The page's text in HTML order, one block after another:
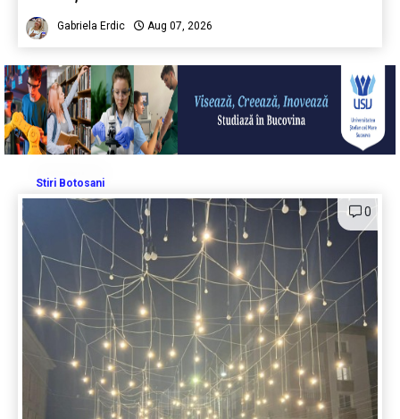
Gabriela Erdic Aug 07, 2026
Stiri Botosani
0